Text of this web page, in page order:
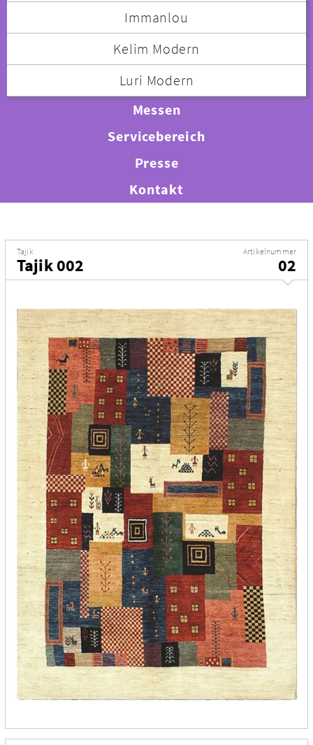
Immanlou
Kelim Modern
Luri Modern
Messen
Servicebereich
Presse
Kontakt
Tajik Artikelnummer
Tajik 002 02